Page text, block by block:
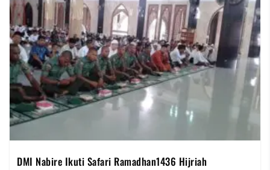
KH. Said Aqil Siradj, MA, menyatakan bulan Ramadhan
sebagai momentum yang tepat […]
DMI Nabire Ikuti Safari Ramadhan1436 Hijriah